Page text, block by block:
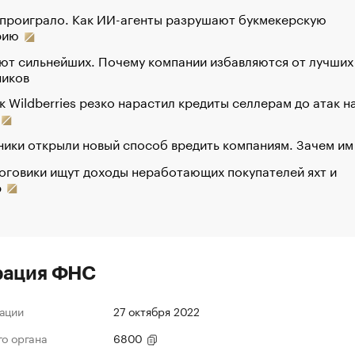
Как ИИ-агенты разрушают букмекерскую
сильнейших. Почему компании избавляются от лучших
Wildberries резко нарастил кредиты селлерам до атак
открыли новый способ вредить компаниям. Зачем
ищут доходы неработающих покупателей яхт и
ФНС
27 октября 2022
органа
6800